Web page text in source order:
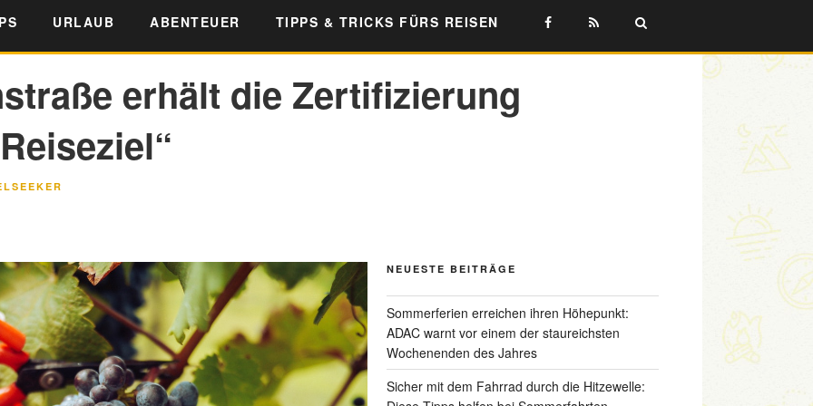
URLAUB ABENTEUER TIPPS & TRICKS FÜRS REISEN
erhält die Zertifizierung
NEUESTE BEITRÄGE
Sommerferien erreichen ihren Höhepunkt:
ADAC warnt vor einem der staureichsten
Wochenenden des Jahres
Sicher mit dem Fahrrad durch die Hitzewelle: